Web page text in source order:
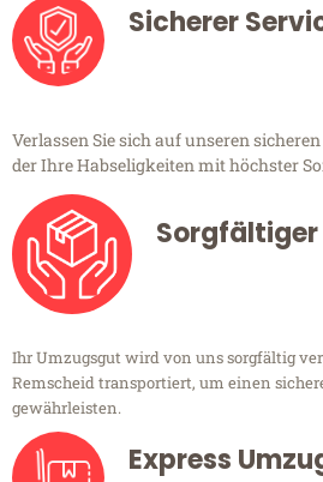
Sicherer
Verlassen Sie sich auf unseren
der Ihre Habseligkeiten mit höchster
Ihr Umzugsgut wird von uns sorgfältig
Remscheid transportiert, um einen
gewährleisten.
Express